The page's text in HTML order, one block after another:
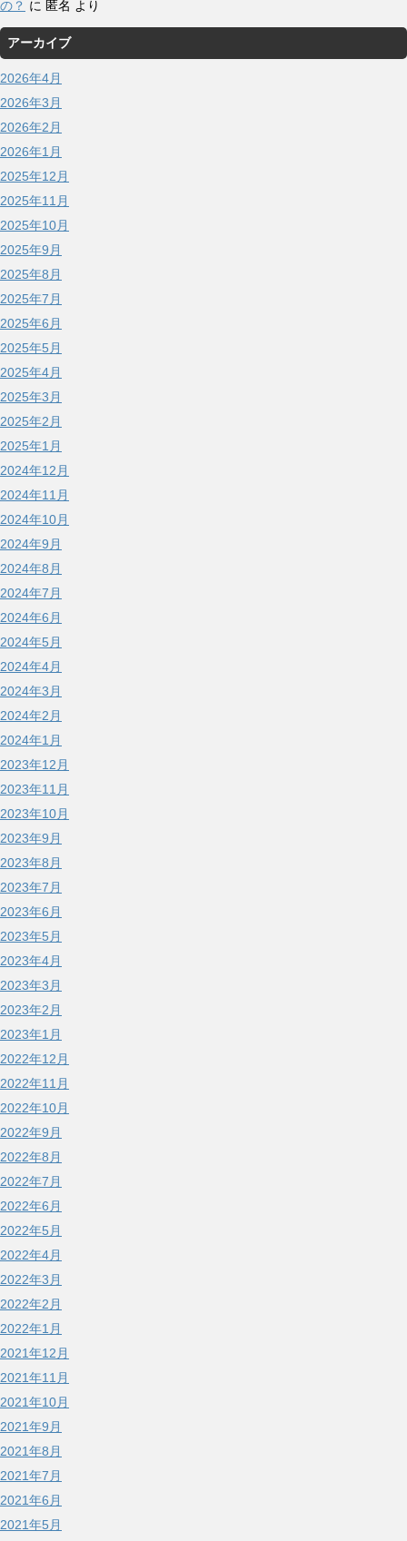
の？ に 匿名 より
アーカイブ
2026年4月
2026年3月
2026年2月
2026年1月
2025年12月
2025年11月
2025年10月
2025年9月
2025年8月
2025年7月
2025年6月
2025年5月
2025年4月
2025年3月
2025年2月
2025年1月
2024年12月
2024年11月
2024年10月
2024年9月
2024年8月
2024年7月
2024年6月
2024年5月
2024年4月
2024年3月
2024年2月
2024年1月
2023年12月
2023年11月
2023年10月
2023年9月
2023年8月
2023年7月
2023年6月
2023年5月
2023年4月
2023年3月
2023年2月
2023年1月
2022年12月
2022年11月
2022年10月
2022年9月
2022年8月
2022年7月
2022年6月
2022年5月
2022年4月
2022年3月
2022年2月
2022年1月
2021年12月
2021年11月
2021年10月
2021年9月
2021年8月
2021年7月
2021年6月
2021年5月